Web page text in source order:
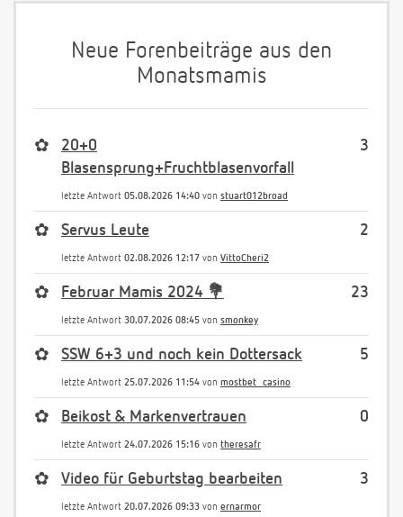
Neue Forenbeiträge aus den
Monatsmamis
3
✿
20+0
Blasensprung+Fruchtblasenvorfall
letzte Antwort 05.08.2026 14:40 von stuart012broad
2
✿ Servus Leute
letzte Antwort 02.08.2026 12:17 von VittoCheri2
23
✿ Februar Mamis 2024 💐
letzte Antwort 30.07.2026 08:45 von smonkey
5
✿ SSW 6+3 und noch kein Dottersack
letzte Antwort 25.07.2026 11:54 von mostbet_casino
0
✿ Beikost & Markenvertrauen
letzte Antwort 24.07.2026 15:16 von theresafr
3
✿ Video für Geburtstag bearbeiten
letzte Antwort 20.07.2026 09:33 von ernarmor